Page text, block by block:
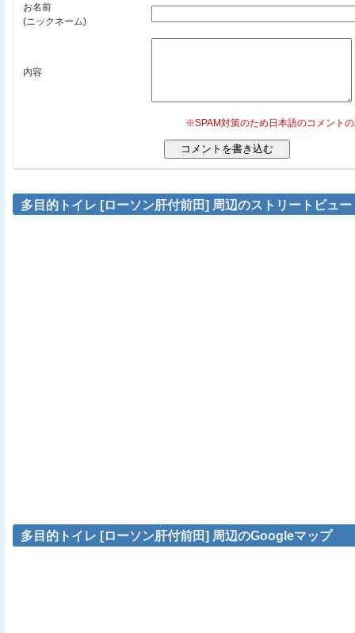
お名前
(ニックネーム)
内容
※SPAM対策のため日本語のコメント
多目的トイレ [ローソン肝付前田] 周辺のストリートビュー
多目的トイレ [ローソン肝付前田] 周辺のGoogleマップ